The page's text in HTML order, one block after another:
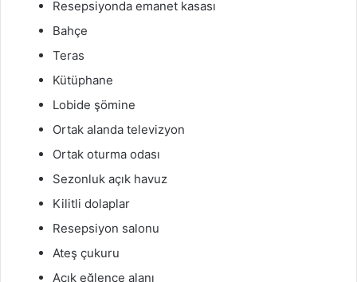
Resepsiyonda emanet kasası
Bahçe
Teras
Kütüphane
Lobide şömine
Ortak alanda televizyon
Ortak oturma odası
Sezonluk açık havuz
Kilitli dolaplar
Resepsiyon salonu
Ateş çukuru
Açık eğlence alanı